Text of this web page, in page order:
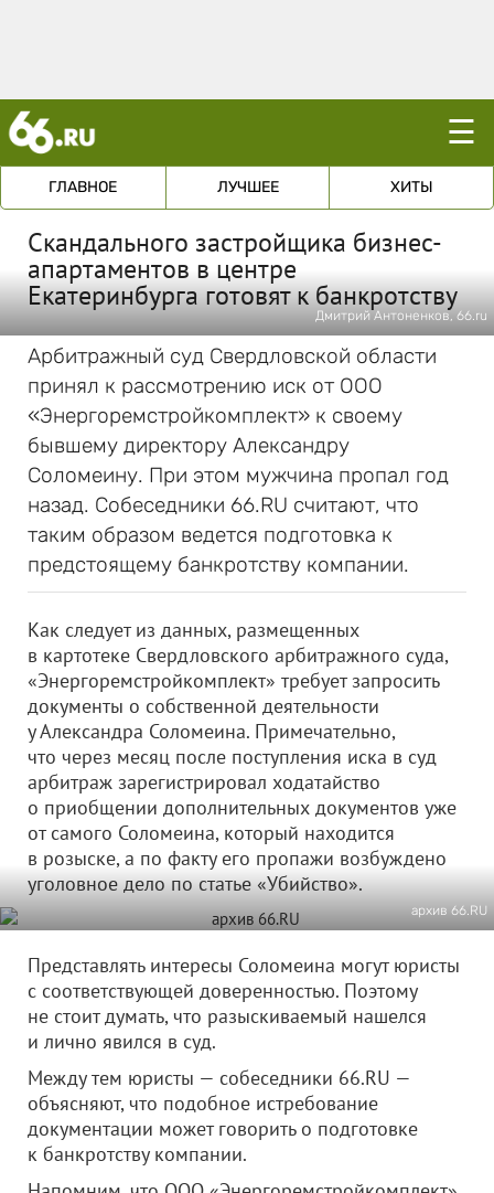
☰
ГЛАВНОЕ ЛУЧШЕЕ ХИТЫ
Скандального застройщика бизнес-
апартаментов в центре
Екатеринбурга готовят к банкротству
Дмитрий Антоненков, 66.ru
Арбитражный суд Свердловской области
принял к рассмотрению иск от ООО
«Энергоремстройкомплект» к своему
бывшему директору Александру
Соломеину. При этом мужчина пропал год
назад. Собеседники 66.RU считают, что
таким образом ведется подготовка к
предстоящему банкротству компании.
Как следует из данных, размещенных
в картотеке Свердловского арбитражного суда,
«Энергоремстройкомплект» требует запросить
документы о собственной деятельности
у Александра Соломеина. Примечательно,
что через месяц после поступления иска в суд
арбитраж зарегистрировал ходатайство
о приобщении дополнительных документов уже
от самого Соломеина, который находится
в розыске, а по факту его пропажи возбуждено
уголовное дело по статье «Убийство».
архив 66.RU
Представлять интересы Соломеина могут юристы
с соответствующей доверенностью. Поэтому
не стоит думать, что разыскиваемый нашелся
и лично явился в суд.
Между тем юристы — собеседники 66.RU —
объясняют, что подобное истребование
документации может говорить о подготовке
к банкротству компании.